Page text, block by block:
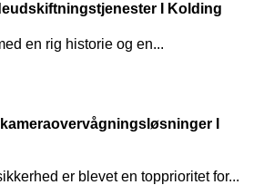
I Kolding
en rig historie og en...
I
er blevet en topprioritet for...